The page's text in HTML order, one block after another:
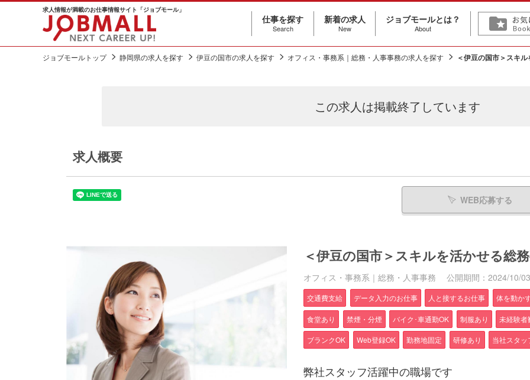
求人情報が満載のお仕事情報サイト「ジョブモール」
仕事を探す
Search
新着の求人
New
ジョブモールとは？
About
ジョブモールトップ 静岡県の求人を探す 伊豆の国市の求人を探す オフィス・事務系｜総務・人事事務の求人を探す ＜伊豆の国市＞スキ
この求人は掲載終了しています
求人概要
WEB応募する
＜伊豆の国市＞スキルを活かせる総
オフィス・事務系｜総務・人事事務 公開期間：2024/10/
交通費支給 データ入力のお仕事 人と接するお仕事 体を動か
食堂あり 禁煙・分煙 バイク･車通勤OK 制服あり 未経験者
ブランクOK Web登録OK 勤務地固定 研修あり 当社スタッ
弊社スタッフ活躍中の職場です